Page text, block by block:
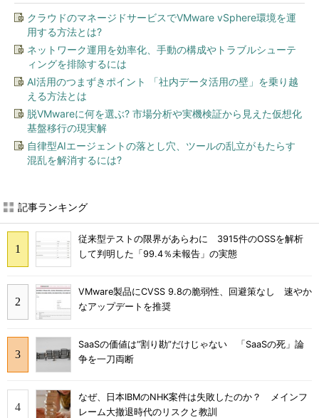
クラウドのマネージドサービスでVMware vSphere環境を運
用する方法とは?
ネットワーク運用を効率化、手動の構成やトラブルシューテ
ィングを排除するには
AI活用のつまずきポイント 「社内データ活用の壁」を乗り越
える方法とは
脱VMwareに何を選ぶ? 市場分析や実機検証から見えた仮想化
基盤移行の現実解
自律型AIエージェントの落とし穴、ツールの乱立がもたらす
混乱を解消するには?
記事ランキング
従来型テストの限界があらわに 3915件のOSSを解析
して判明した「99.4％未報告」の実態
VMware製品にCVSS 9.8の脆弱性、回避策なし 速やか
なアップデートを推奨
SaaSの価値は“割り勘”だけじゃない 「SaaSの死」論
争を一刀両断
なぜ、日本IBMのNHK案件は失敗したのか？ メインフ
レーム大撤退時代のリスクと教訓